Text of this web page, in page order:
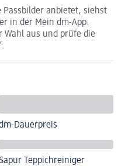
Passbilder anbietet, siehst
in der Mein dm-App.
Wahl aus und prüfe die
Dauerpreis
Sapur Teppichreiniger